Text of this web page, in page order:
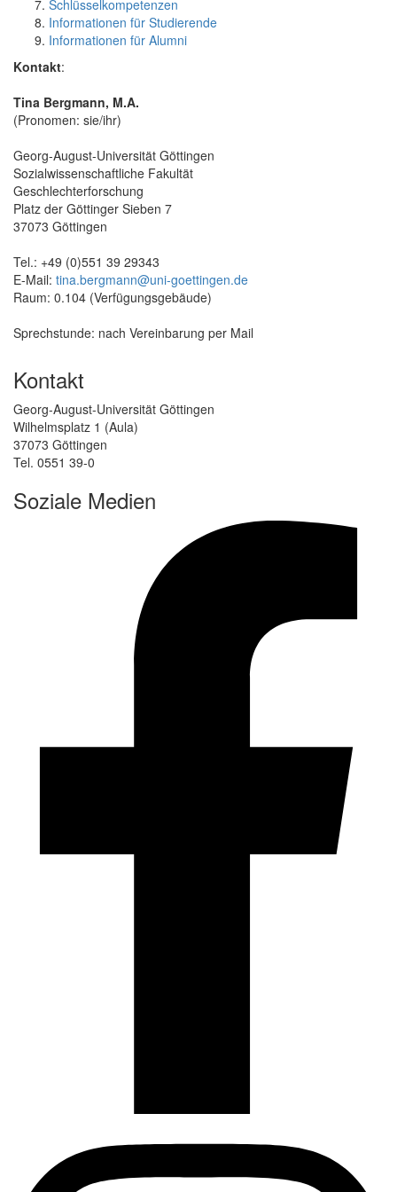
Schlüsselkompetenzen
Informationen für Studierende
Informationen für Alumni
Kontakt:
Tina Bergmann, M.A.
(Pronomen: sie/ihr)
Georg-August-Universität Göttingen
Sozialwissenschaftliche Fakultät
Geschlechterforschung
Platz der Göttinger Sieben 7
37073 Göttingen
Tel.: +49 (0)551 39 29343
E-Mail: tina.bergmann@uni-goettingen.de
Raum: 0.104 (Verfügungsgebäude)
Sprechstunde: nach Vereinbarung per Mail
Kontakt
Georg-August-Universität Göttingen
Wilhelmsplatz 1 (Aula)
37073 Göttingen
Tel. 0551 39-0
Soziale Medien